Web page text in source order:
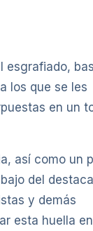
esgrafiado,
los que se les
en un
así como un
del
y demás
esta huella